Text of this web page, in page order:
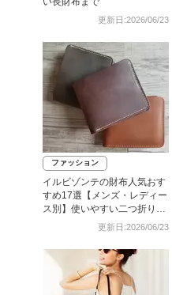
更新日:2026/06/23
ファッション
イルビゾンテの財布人気おす
すめ17選【メンズ・レディー
ス別】使いやすい二つ折りな
更新日:2026/06/23